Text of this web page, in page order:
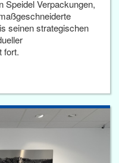
Speidel Verpackungen,
seinen strategischen
fort.